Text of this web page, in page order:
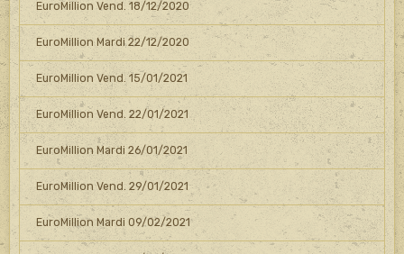
EuroMillion Vend. 18/12/2020
EuroMillion Mardi 22/12/2020
EuroMillion Vend. 15/01/2021
EuroMillion Vend. 22/01/2021
EuroMillion Mardi 26/01/2021
EuroMillion Vend. 29/01/2021
EuroMillion Mardi 09/02/2021